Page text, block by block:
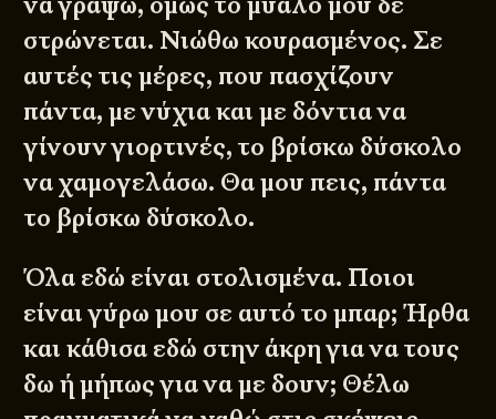
στρώνεται. Νιώθω κουρασμένος. Σε
αυτές τις μέρες, που πασχίζουν
πάντα, με νύχια και με δόντια να
γίνουν γιορτινές, το βρίσκω δύσκολο
να χαμογελάσω. Θα μου πεις, πάντα
το βρίσκω δύσκολο.
Όλα εδώ είναι στολισμένα. Ποιοι
είναι γύρω μου σε αυτό το μπαρ; Ήρθα
και κάθισα εδώ στην άκρη για να τους
δω ή μήπως για να με δουν; Θέλω